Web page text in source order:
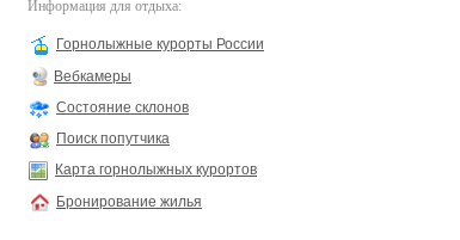
Информация для отдыха:
Горнолыжные курорты России
Вебкамеры
Состояние склонов
Поиск попутчика
Карта горнолыжных курортов
Бронирование жилья